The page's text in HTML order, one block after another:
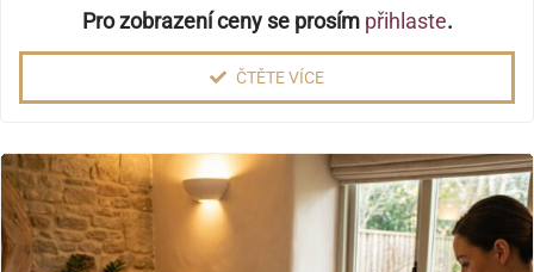
Pro zobrazení ceny se prosím přihlaste.
ČTĚTE VÍCE